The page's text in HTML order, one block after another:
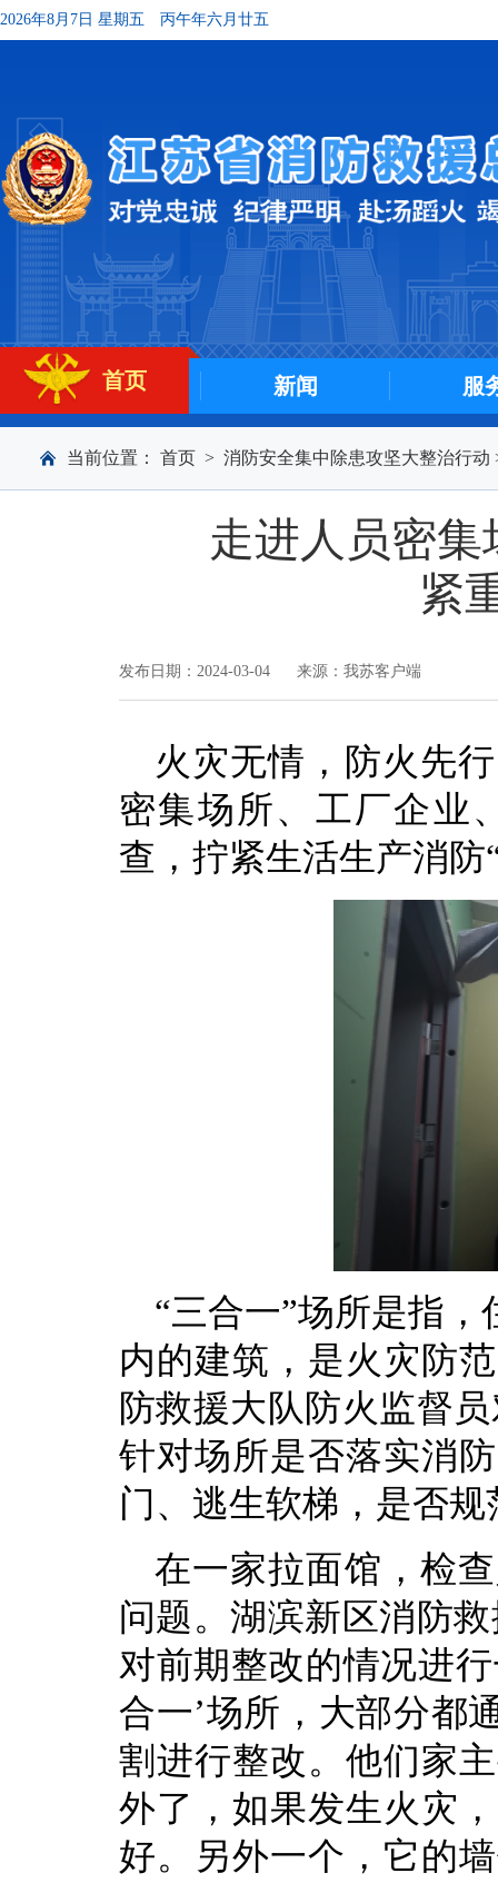
2026年8月7日 星期五 丙午年六月廿五
首页 新闻 服
当前位置： 首页 > 消防安全集中除患攻坚大整治行动
走进人员密集
紧
发布日期：2024-03-04 来源：我苏客户端
火灾无情，防火先
密集场所、工厂企业
查，拧紧生活生产消防
“三合一”场所是指
内的建筑，是火灾防
防救援大队防火监督
针对场所是否落实消
门、逃生软梯，是否
在一家拉面馆，检
问题。湖滨新区消防
对前期整改的情况进
合一’场所，大部分都
割进行整改。他们家
外了，如果发生火灾
好。另外一个，它的